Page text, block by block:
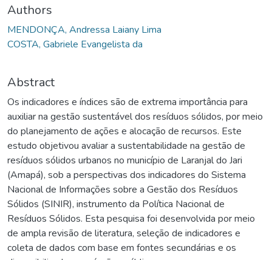
Authors
MENDONÇA, Andressa Laiany Lima
COSTA, Gabriele Evangelista da
Abstract
Os indicadores e índices são de extrema importância para
auxiliar na gestão sustentável dos resíduos sólidos, por meio
do planejamento de ações e alocação de recursos. Este
estudo objetivou avaliar a sustentabilidade na gestão de
resíduos sólidos urbanos no município de Laranjal do Jari
(Amapá), sob a perspectivas dos indicadores do Sistema
Nacional de Informações sobre a Gestão dos Resíduos
Sólidos (SINIR), instrumento da Política Nacional de
Resíduos Sólidos. Esta pesquisa foi desenvolvida por meio
de ampla revisão de literatura, seleção de indicadores e
coleta de dados com base em fontes secundárias e os